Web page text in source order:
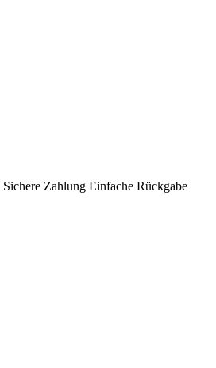
Sichere Zahlung Einfache Rückgabe